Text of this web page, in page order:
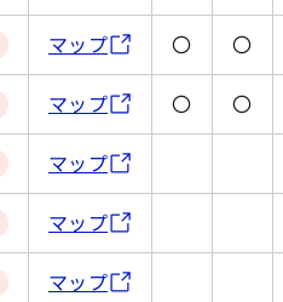
マップ 〇 〇
マップ 〇 〇
マップ
マップ
マップ